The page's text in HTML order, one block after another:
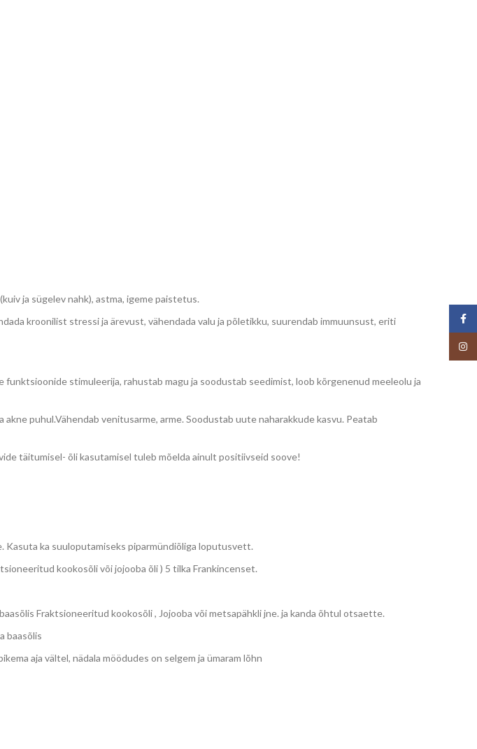
ja sügelev nahk), astma, igeme paistetus.
kroonilist stressi ja ärevust, vähendada valu ja põletikku, suurendab immuunsust, eriti
stimuleerija, rahustab magu ja soodustab seedimist, loob kõrgenenud meeleolu ja
puhul.Vähendab venitusarme, arme. Soodustab uute naharakkude kasvu. Peatab
täitumisel- õli kasutamisel tuleb mõelda ainult positiivseid soove!
ka suuloputamiseks piparmündiõliga loputusvett.
kookosõli või jojooba õli ) 5 tilka Frankincenset.
Fraktsioneeritud kookosõli , Jojooba või metsapähkli jne. ja kanda õhtul otsaette.
baasõlis
aja vältel, nädala möödudes on selgem ja ümaram lõhn